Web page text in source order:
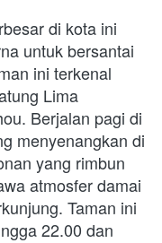
di kota ini
untuk bersantai
ini terkenal
Lima
Berjalan pagi di
menyenangkan di
yang rimbun
atmosfer damai
Taman ini
22.00 dan